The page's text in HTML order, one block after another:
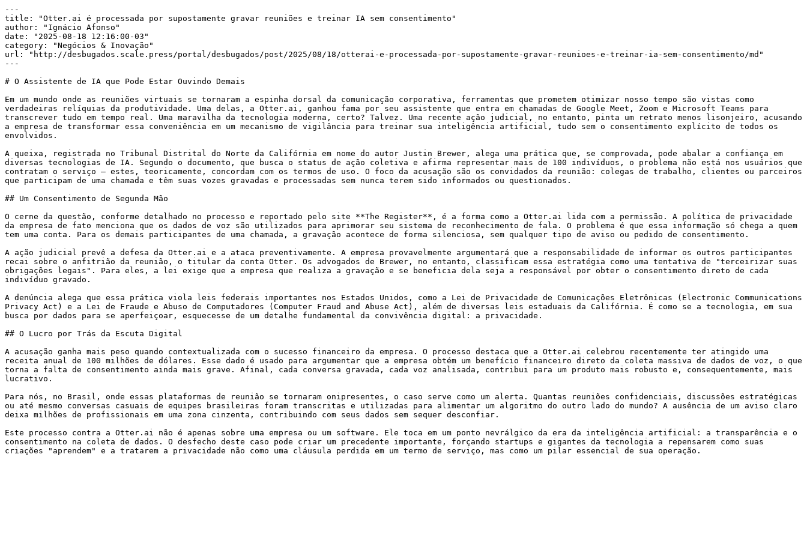
---
title: "Otter.ai é processada por supostamente gravar reuniões e treinar IA sem consentimento"
author: "Ignácio Afonso"
date: "2025-08-18 12:16:00-03"
category: "Negócios & Inovação"
url: "http://desbugados.scale.press/portal/desbugados/post/2025/08/18/otterai-e-processada-por-supostamente-gravar-reunioes-e-treinar-ia-sem-consentimento/md"
---
# O Assistente de IA que Pode Estar Ouvindo Demais
Em um mundo onde as reuniões virtuais se tornaram a espinha dorsal da comunicação corporativa, ferramentas que prometem otimizar nosso tempo são vistas como
verdadeiras relíquias da produtividade. Uma delas, a Otter.ai, ganhou fama por seu assistente que entra em chamadas de Google Meet, Zoom e Microsoft Teams para
transcrever tudo em tempo real. Uma maravilha da tecnologia moderna, certo? Talvez. Uma recente ação judicial, no entanto, pinta um retrato menos lisonjeiro, acusando
a empresa de transformar essa conveniência em um mecanismo de vigilância para treinar sua inteligência artificial, tudo sem o consentimento explícito de todos os
envolvidos.
A queixa, registrada no Tribunal Distrital do Norte da Califórnia em nome do autor Justin Brewer, alega uma prática que, se comprovada, pode abalar a confiança em
diversas tecnologias de IA. Segundo o documento, que busca o status de ação coletiva e afirma representar mais de 100 indivíduos, o problema não está nos usuários que
contratam o serviço — estes, teoricamente, concordam com os termos de uso. O foco da acusação são os convidados da reunião: colegas de trabalho, clientes ou parceiros
que participam de uma chamada e têm suas vozes gravadas e processadas sem nunca terem sido informados ou questionados.
## Um Consentimento de Segunda Mão
O cerne da questão, conforme detalhado no processo e reportado pelo site **The Register**, é a forma como a Otter.ai lida com a permissão. A política de privacidade
da empresa de fato menciona que os dados de voz são utilizados para aprimorar seu sistema de reconhecimento de fala. O problema é que essa informação só chega a quem
tem uma conta. Para os demais participantes de uma chamada, a gravação acontece de forma silenciosa, sem qualquer tipo de aviso ou pedido de consentimento.
A ação judicial prevê a defesa da Otter.ai e a ataca preventivamente. A empresa provavelmente argumentará que a responsabilidade de informar os outros participantes
recai sobre o anfitrião da reunião, o titular da conta Otter. Os advogados de Brewer, no entanto, classificam essa estratégia como uma tentativa de "terceirizar suas
obrigações legais". Para eles, a lei exige que a empresa que realiza a gravação e se beneficia dela seja a responsável por obter o consentimento direto de cada
indivíduo gravado.
A denúncia alega que essa prática viola leis federais importantes nos Estados Unidos, como a Lei de Privacidade de Comunicações Eletrônicas (Electronic Communications
Privacy Act) e a Lei de Fraude e Abuso de Computadores (Computer Fraud and Abuse Act), além de diversas leis estaduais da Califórnia. É como se a tecnologia, em sua
busca por dados para se aperfeiçoar, esquecesse de um detalhe fundamental da convivência digital: a privacidade.
## O Lucro por Trás da Escuta Digital
A acusação ganha mais peso quando contextualizada com o sucesso financeiro da empresa. O processo destaca que a Otter.ai celebrou recentemente ter atingido uma
receita anual de 100 milhões de dólares. Esse dado é usado para argumentar que a empresa obtém um benefício financeiro direto da coleta massiva de dados de voz, o que
torna a falta de consentimento ainda mais grave. Afinal, cada conversa gravada, cada voz analisada, contribui para um produto mais robusto e, consequentemente, mais
lucrativo.
Para nós, no Brasil, onde essas plataformas de reunião se tornaram onipresentes, o caso serve como um alerta. Quantas reuniões confidenciais, discussões estratégicas
ou até mesmo conversas casuais de equipes brasileiras foram transcritas e utilizadas para alimentar um algoritmo do outro lado do mundo? A ausência de um aviso claro
deixa milhões de profissionais em uma zona cinzenta, contribuindo com seus dados sem sequer desconfiar.
Este processo contra a Otter.ai não é apenas sobre uma empresa ou um software. Ele toca em um ponto nevrálgico da era da inteligência artificial: a transparência e o
consentimento na coleta de dados. O desfecho deste caso pode criar um precedente importante, forçando startups e gigantes da tecnologia a repensarem como suas
criações "aprendem" e a tratarem a privacidade não como uma cláusula perdida em um termo de serviço, mas como um pilar essencial de sua operação.